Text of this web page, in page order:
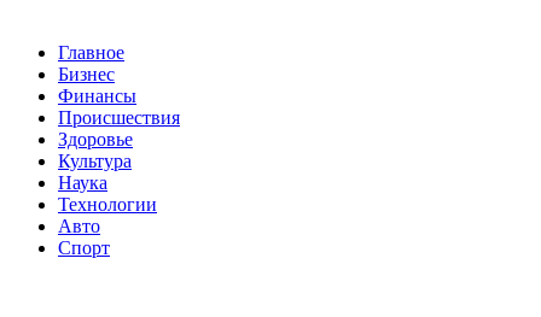
Главное
Бизнес
Финансы
Происшествия
Здоровье
Культура
Наука
Технологии
Авто
Спорт